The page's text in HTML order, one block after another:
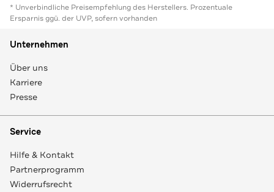
* Unverbindliche Preisempfehlung des Herstellers. Prozentuale
Ersparnis ggü. der UVP, sofern vorhanden
Unternehmen
Über uns
Karriere
Presse
Service
Hilfe & Kontakt
Partnerprogramm
Widerrufsrecht